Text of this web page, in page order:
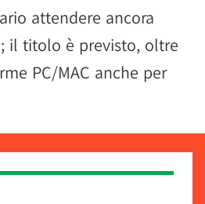
attendere ancora
il titolo è previsto, oltre
PC/MAC anche per